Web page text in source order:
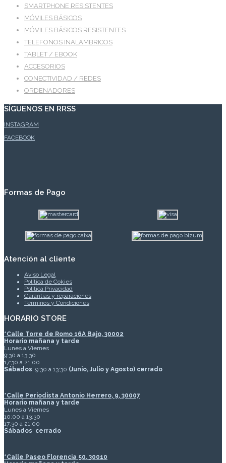
SMARTPHONE RESISTENTES
MÓVILES BÁSICOS
MÓVILES BÁSICOS RESISTENTES
TELEFONOS INALAMBRICOS
TABLET / EBOOK
ACCESORIOS
CONECTIVIDAD / REDES
ORDENADORES
SÍGUENOS EN RRSS
INSTAGRAM
FACEBOOK
Formas de Pago
Atención al cliente
Aviso Legal
Política de Cokies
Política Privacidad
Garantías y reparaciones
Términos y Condiciones
HORARIO STORE
*Calle Torre de Romo 16A Bajo, 30002
Horario mañana y tarde
Lunes a Viernes
9:30 a 13:30
17:30 a 21:00
Sábados 9:30 a 13:30 (Junio, Julio y Agosto) cerrado
*Calle Periodista Antonio Herrero, 9, 30007
Horario mañana y tarde
Lunes a Viernes
10:00 a 13:30
17:30 a 21:00
Sábados cerrado
*Calle Paseo Florencia 50, 30010